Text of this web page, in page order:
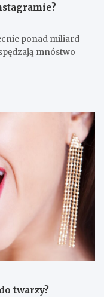
ponad miliard
mnóstwo
twarzy?